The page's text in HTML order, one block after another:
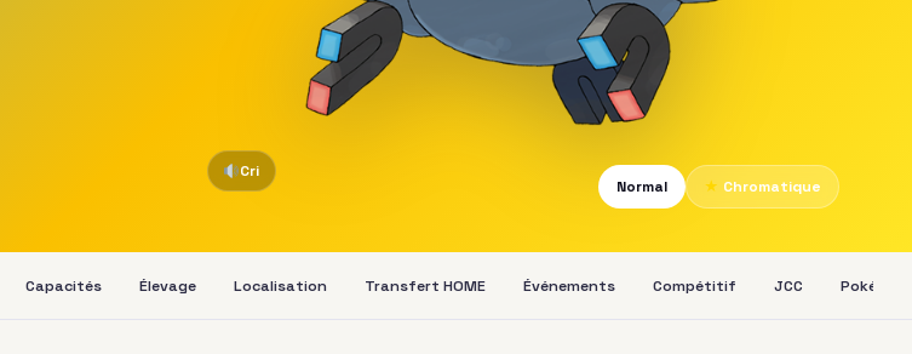
Cri
Normal
★ Chromatique
Capacités Élevage Localisation Transfert HOME Événements Compétitif JCC Pokédex